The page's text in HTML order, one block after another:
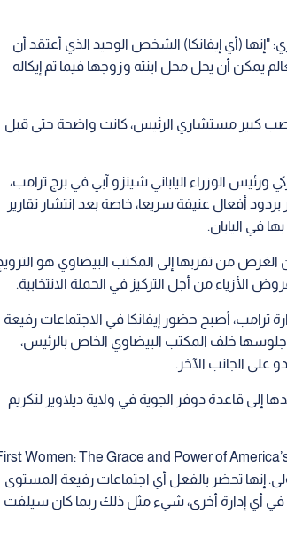
"إنها (أي إيفانكا) الشخص الوحيد الذي أعتقد أن
يمكن أن يحل محل ابنته وزوجها فيما تم إيكاله
كبير مستشاري الرئيس، كانت واضحة حتى قبل
ورئيس الوزراء الياباني شينزو آبي في برج ترامب،
أفعال عنيفة سريعا، خاصة بعد انتشار تقارير
في اليابان.
من تقربها إلى المكتب البيضاوي هو الترويج
من أجل التركيز في الحملة الانتخابية.